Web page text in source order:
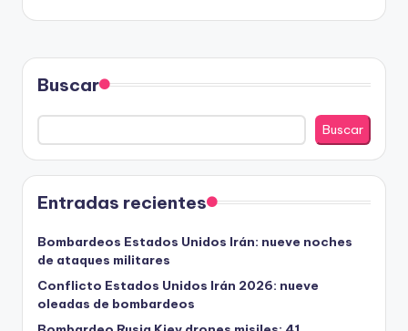
Buscar
Buscar
Entradas recientes
Bombardeos Estados Unidos Irán: nueve noches
de ataques militares
Conflicto Estados Unidos Irán 2026: nueve
oleadas de bombardeos